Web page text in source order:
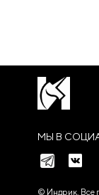
МЫ В
© Индрик. Все